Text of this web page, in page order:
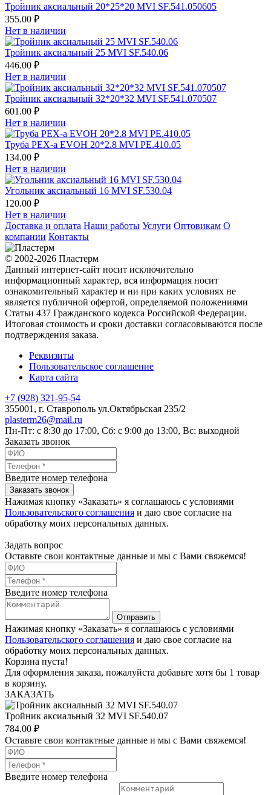
Тройник аксиальный 20*25*20 MVI SF.541.050605
355.00 ₽
Нет в наличии
Тройник аксиальный 25 MVI SF.540.06
446.00 ₽
Нет в наличии
Тройник аксиальный 32*20*32 MVI SF.541.070507
601.00 ₽
Нет в наличии
Труба PEX-a EVOH 20*2.8 MVI PE.410.05
134.00 ₽
Нет в наличии
Угольник аксиальный 16 MVI SF.530.04
120.00 ₽
Нет в наличии
Доставка и оплата Наши работы Услуги Оптовикам О
компании Контакты
© 2002-2026 Пластерм
Данный интернет-сайт носит исключительно
информационный характер, вся информация носит
ознакомительный характер и ни при каких условиях не
является публичной офертой, определяемой положениями
Статьи 437 Гражданского кодекса Российской Федерации.
Итоговая стоимость и сроки доставки согласовываются после
подтверждения заказа.
Реквизиты
Пользовательское соглашение
Карта сайта
+7 (928) 321-95-54
355001 , г. Ставрополь ул.Октябрьская 235/2
plasterm26@mail.ru
Пн-Пт: с 8:30 до 17:00, Сб: с 9:00 до 13:00, Вс: выходной
Заказать звонок
Введите номер телефона
Заказать звонок
Нажимая кнопку «Заказать» я соглашаюсь с условиями
Пользовательского соглашения и даю свое согласие на
обработку моих персональных данных.
Задать вопрос
Оставьте свои контактные данные и мы с Вами свяжемся!
Введите номер телефона
Отправить
Нажимая кнопку «Заказать» я соглашаюсь с условиями
Пользовательского соглашения и даю свое согласие на
обработку моих персональных данных.
Корзина пуста!
Для оформления заказа, пожалуйста добавьте хотя бы 1 товар
в корзину.
ЗАКАЗАТЬ
Тройник аксиальный 32 MVI SF.540.07
784.00 ₽
Оставьте свои контактные данные и мы с Вами свяжемся!
Введите номер телефона